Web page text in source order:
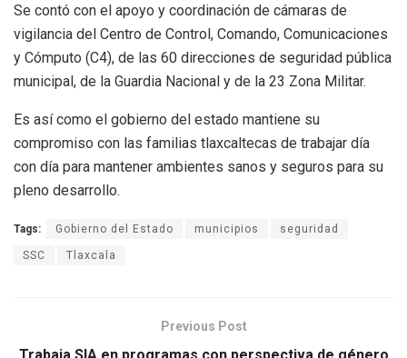
Se contó con el apoyo y coordinación de cámaras de
vigilancia del Centro de Control, Comando, Comunicaciones
y Cómputo (C4), de las 60 direcciones de seguridad pública
municipal, de la Guardia Nacional y de la 23 Zona Militar.
Es así como el gobierno del estado mantiene su
compromiso con las familias tlaxcaltecas de trabajar día
con día para mantener ambientes sanos y seguros para su
pleno desarrollo.
Tags: Gobierno del Estado municipios seguridad
SSC Tlaxcala
Previous Post